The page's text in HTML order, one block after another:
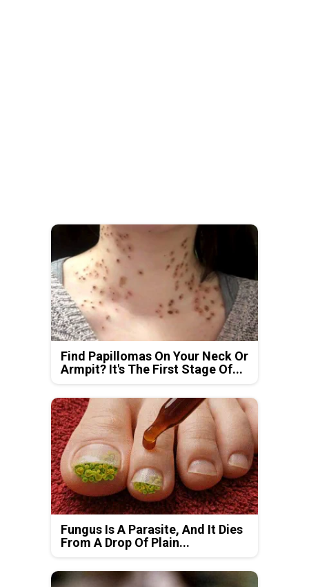
Find Papillomas On Your Neck Or
Armpit? It's The First Stage Of...
Fungus Is A Parasite, And It Dies
From A Drop Of Plain...